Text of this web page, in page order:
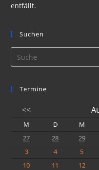
entfällt.
Suchen
Termine
<<
M D M
27
28 29
3
4 5
10
11 12